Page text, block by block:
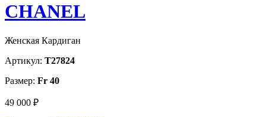
CHANEL
Женская Кардиган
Артикул: T27824
Размер: Fr 40
49 000 ₽